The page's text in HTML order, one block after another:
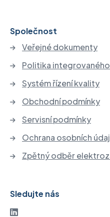
Společnost
Veřejné dokumenty
Politika
Systém řízení kvality
Obchodní podmínky
Servisní podmínky
Ochrana osobních
Zpětný odběr
Sledujte nás